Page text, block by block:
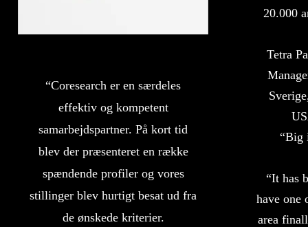
“Coresearch er en særdeles
effektiv og kompetent
samarbejdspartner. På kort tid
blev der præsenteret en række
spændende profiler og vores
stillinger blev hurtigt besat ud fra
de ønskede kriterier.
20.000
Tetra
“Big
“It has
have one
area